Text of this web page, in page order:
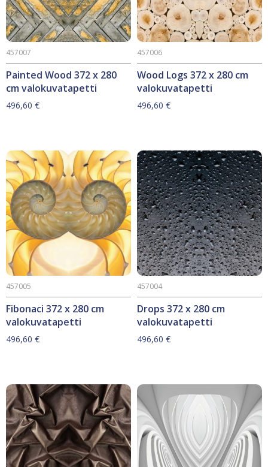
Painted Wood 372 x 280
cm valokuvatapetti
457007
496,60 €
Wood Logs 372 x 280 cm
valokuvatapetti
457006
496,60 €
Fibonaci 372 x 280 cm
valokuvatapetti
457005
496,60 €
Drops 372 x 280 cm
valokuvatapetti
457004
496,60 €